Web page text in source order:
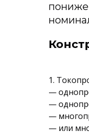
1.
—
—
—
— или